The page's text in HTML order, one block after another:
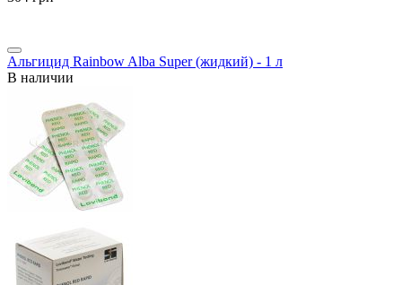
Альгицид Rainbow Alba Super (жидкий) - 1 л
В наличии